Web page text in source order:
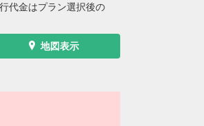
+3,700円
代金はプラン選択後の
地図表示